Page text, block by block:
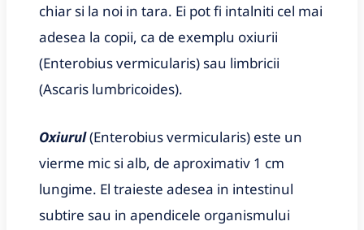
chiar si la noi in tara. Ei pot fi intalniti cel mai
adesea la copii, ca de exemplu oxiurii
(Enterobius vermicularis) sau limbricii
(Ascaris lumbricoides).
Oxiurul(Enterobius vermicularis) este un
vierme mic si alb, de aproximativ 1 cm
lungime. El traieste adesea in intestinul
subtire sau in apendicele organismului